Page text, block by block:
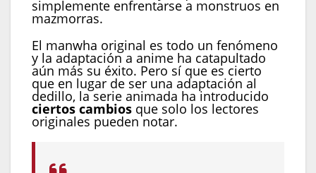
simplemente enfrentarse a monstruos en
mazmorras.
El manwha original es todo un fenómeno
y la adaptación a anime ha catapultado
aún más su éxito. Pero sí que es cierto
que en lugar de ser una adaptación al
dedillo, la serie animada ha introducido
ciertos cambios que solo los lectores
originales pueden notar.